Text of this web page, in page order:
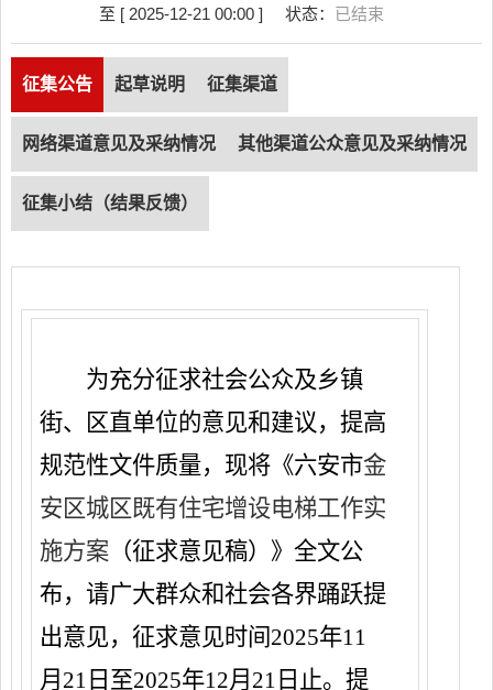
至 [ 2025-12-21 00:00 ]
状态： 已结束
征集公告 起草说明 征集渠道
网络渠道意见及采纳情况 其他渠道公众意见及采纳情况
征集小结（结果反馈）
为充分征求社会公众及乡镇
街、区直单位的意见和建议，提高
规范性文件质量，现将《六安市金
安区城区既有住宅增设电梯工作实
施方案（征求意见稿）》全文公
布，请广大群众和社会各界踊跃提
出意见，征求意见时间2025年11
月 21 日至2025年12月 21 日止。提